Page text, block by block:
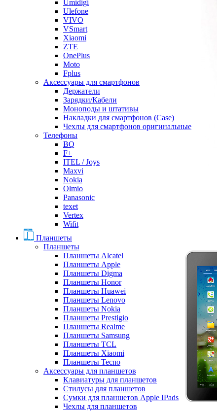
Umidigi
Ulefone
VIVO
VSmart
Xiaomi
ZTE
OnePlus
Moto
Fplus
Аксессуары для смартфонов
Держатели
Зарядки/Кабели
Моноподы и штативы
Накладки для смартфонов (Case)
Чехлы для смартфонов оригинальные
Телефоны
BQ
F+
ITEL / Joys
Maxvi
Nokia
Olmio
Panasonic
texet
Vertex
Wifit
Планшеты
Планшеты
Планшеты Alcatel
Планшеты Apple
Планшеты Digma
Планшеты Honor
Планшеты Huawei
Планшеты Lenovo
Планшеты Nokia
Планшеты Prestigio
Планшеты Realme
Планшеты Samsung
Планшеты TCL
Планшеты Xiaomi
Планшеты Tecno
Аксессуары для планшетов
Клавиатуры для планшетов
Стилусы для планшетов
Сумки для планшетов Apple IPads
Чехлы для планшетов